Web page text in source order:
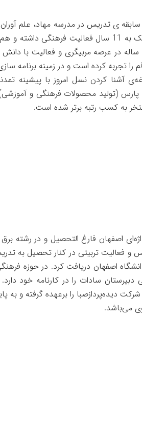
ی تدریس در مدرسه مهاد، علم
پرورشی در مدرسه مهاد و نزدیک به 11 سال
پژوهان می‌باشد. وی سابقه ۱۰ ساله در عرصه مربیگری
تجربه کرده است و در زمینه برنامه
(تولید محصولات فرهنگی و آموزشی)
به کسب رتبه برتر شده است.
شهید اژه‌ای اصفهان فارغ التحصیل و در
و فعالیت تربیتی در کنار تحصیل به
اصفهان دریافت کرد. در حوزه
سادات را در کارنامه خود
دیده‌پردازصبا را برعهده گرفته و
می‌باشد.